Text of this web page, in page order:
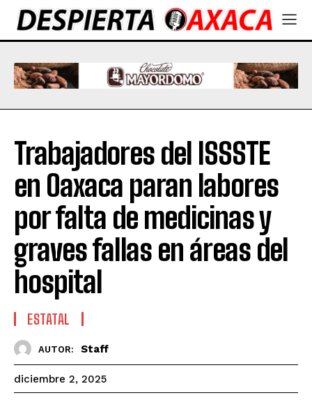
Trabajadores del ISSSTE
en Oaxaca paran labores
por falta de medicinas y
graves fallas en áreas del
hospital
ESTATAL
AUTOR: Staff
diciembre 2, 2025